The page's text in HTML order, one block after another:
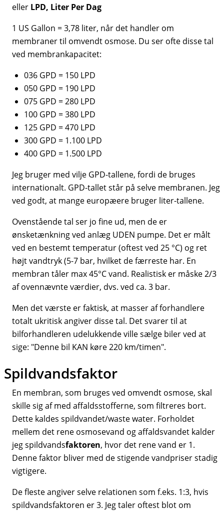
eller LPD, Liter Per Dag
1 US Gallon = 3,78 liter, når det handler om
membraner til omvendt osmose. Du ser ofte disse tal
ved membrankapacitet:
036 GPD = 150 LPD
050 GPD = 190 LPD
075 GPD = 280 LPD
100 GPD = 380 LPD
125 GPD = 470 LPD
300 GPD = 1.100 LPD
400 GPD = 1.500 LPD
Jeg bruger med vilje GPD-tallene, fordi de bruges
internationalt. GPD-tallet står på selve membranen. Jeg
ved godt, at mange europæere bruger liter-tallene.
Ovenstående tal ser jo fine ud, men de er
ønsketænkning ved anlæg UDEN pumpe. Det er målt
ved en bestemt temperatur (oftest ved 25 °C) og ret
højt vandtryk (5-7 bar, hvilket de færreste har. En
membran tåler max 45°C vand. Realistisk er måske 2/3
af ovennævnte værdier, dvs. ved ca. 3 bar.
Men det værste er faktisk, at masser af forhandlere
totalt ukritisk angiver disse tal. Det svarer til at
bilforhandleren udelukkende ville sælge biler ved at
sige: "Denne bil KAN køre 220 km/timen".
Spildvandsfaktor
En membran, som bruges ved omvendt osmose, skal
skille sig af med affaldsstofferne, som filtreres bort.
Dette kaldes spildvandet/waste water. Forholdet
mellem det rene osmosevand og affaldsvandet kalder
jeg spildvandsfaktoren, hvor det rene vand er 1.
Denne faktor bliver med de stigende vandpriser stadig
vigtigere.
De fleste angiver selve relationen som f.eks. 1:3, hvis
spildvandsfaktoren er 3. Jeg taler oftest blot om